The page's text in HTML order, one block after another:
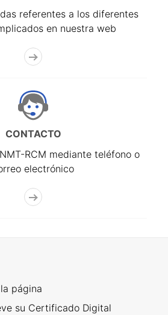
referentes a los diferentes
en nuestra web
CONTACTO
RCM mediante teléfono o
electrónico
página
su Certificado Digital